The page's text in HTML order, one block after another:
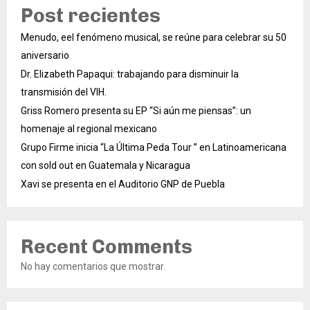
Post recientes
Menudo, eel fenómeno musical, se reúne para celebrar su 50
aniversario
Dr. Elizabeth Papaqui: trabajando para disminuir la
transmisión del VIH.
Griss Romero presenta su EP “Si aún me piensas”: un
homenaje al regional mexicano
Grupo Firme inicia “La Última Peda Tour ” en Latinoamericana
con sold out en Guatemala y Nicaragua
Xavi se presenta en el Auditorio GNP de Puebla
Recent Comments
No hay comentarios que mostrar.